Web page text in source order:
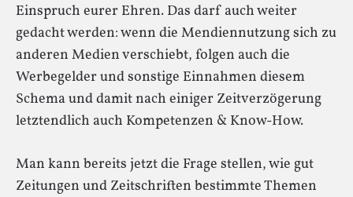
Einspruch eurer Ehren. Das darf auch weiter
gedacht werden: wenn die Mendiennutzung sich zu
anderen Medien verschiebt, folgen auch die
Werbegelder und sonstige Einnahmen diesem
Schema und damit nach einiger Zeitverzögerung
letztendlich auch Kompetenzen & Know-How.
Man kann bereits jetzt die Frage stellen, wie gut
Zeitungen und Zeitschriften bestimmte Themen